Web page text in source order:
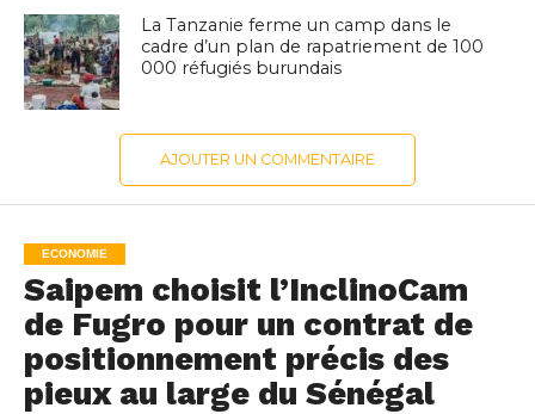
La Tanzanie ferme un camp dans le
cadre d’un plan de rapatriement de 100
000 réfugiés burundais
AJOUTER UN COMMENTAIRE
ECONOMIE
Saipem choisit l’InclinoCam
de Fugro pour un contrat de
positionnement précis des
pieux au large du Sénégal